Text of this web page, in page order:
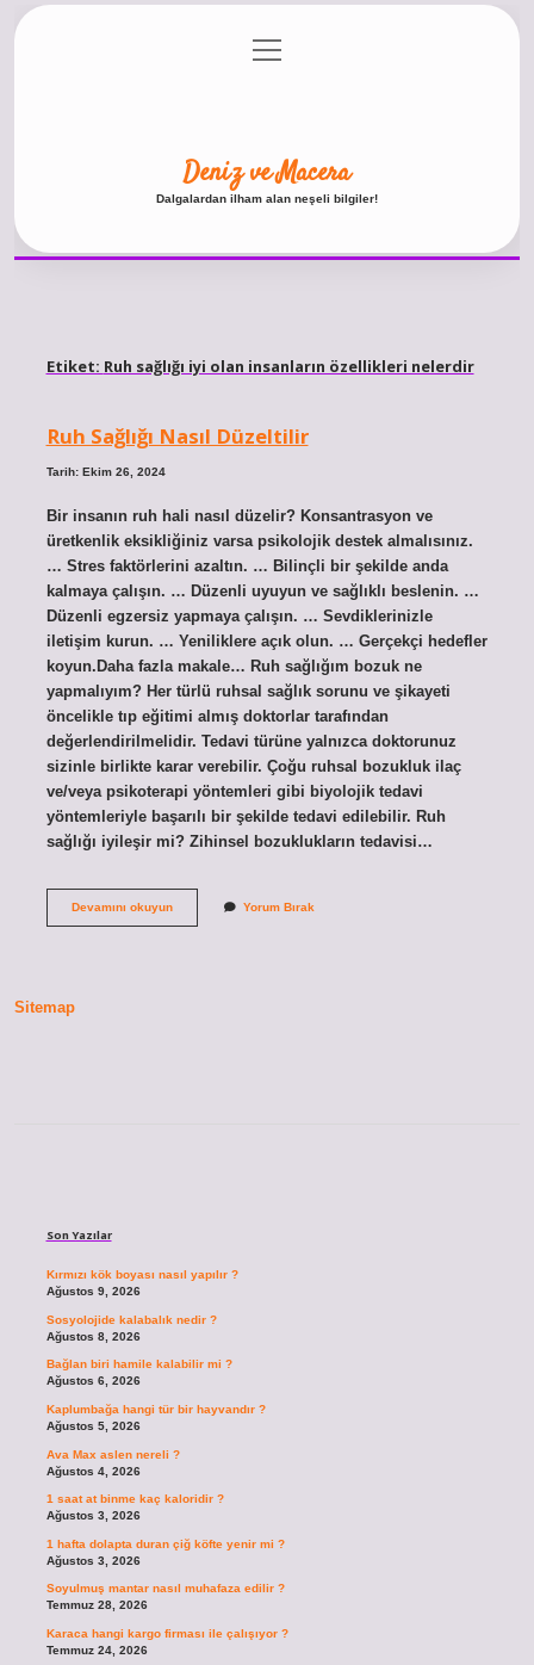
Gizlilik Politikası
menüyü
aç
Deniz ve Macera
Dalgalardan ilham alan neşeli bilgiler!
Etiket: Ruh sağlığı iyi olan insanların özellikleri nelerdir
Ruh Sağlığı Nasıl Düzeltilir
Tarih: Ekim 26, 2024
Bir insanın ruh hali nasıl düzelir? Konsantrasyon ve
üretkenlik eksikliğiniz varsa psikolojik destek almalısınız.
… Stres faktörlerini azaltın. … Bilinçli bir şekilde anda
kalmaya çalışın. … Düzenli uyuyun ve sağlıklı beslenin. …
Düzenli egzersiz yapmaya çalışın. … Sevdiklerinizle
iletişim kurun. … Yeniliklere açık olun. … Gerçekçi hedefler
koyun.Daha fazla makale… Ruh sağlığım bozuk ne
yapmalıyım? Her türlü ruhsal sağlık sorunu ve şikayeti
öncelikle tıp eğitimi almış doktorlar tarafından
değerlendirilmelidir. Tedavi türüne yalnızca doktorunuz
sizinle birlikte karar verebilir. Çoğu ruhsal bozukluk ilaç
ve/veya psikoterapi yöntemleri gibi biyolojik tedavi
yöntemleriyle başarılı bir şekilde tedavi edilebilir. Ruh
sağlığı iyileşir mi? Zihinsel bozuklukların tedavisi…
Devamını okuyunRuh
Yorum Bırak
Sitemap
Son Yazılar
Kırmızı kök boyası nasıl yapılır ?
Ağustos 9, 2026
Sosyolojide kalabalık nedir ?
Ağustos 8, 2026
Bağlan biri hamile kalabilir mi ?
Ağustos 6, 2026
Kaplumbağa hangi tür bir hayvandır ?
Ağustos 5, 2026
Ava Max aslen nereli ?
Ağustos 4, 2026
1 saat at binme kaç kaloridir ?
Ağustos 3, 2026
1 hafta dolapta duran çiğ köfte yenir mi ?
Ağustos 3, 2026
Soyulmuş mantar nasıl muhafaza edilir ?
Temmuz 28, 2026
Karaca hangi kargo firması ile çalışıyor ?
Temmuz 24, 2026